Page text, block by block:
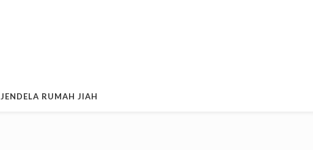
JENDELA RUMAH JIAH